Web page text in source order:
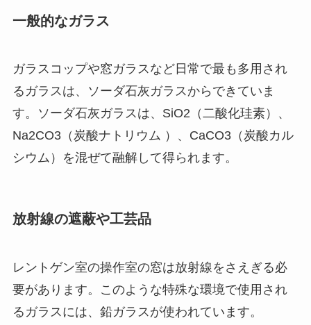
一般的なガラス
ガラスコップや窓ガラスなど日常で最も多用され
るガラスは、ソーダ石灰ガラスからできていま
す。ソーダ石灰ガラスは、SiO2（二酸化珪素）、
Na2CO3（炭酸ナトリウム ）、CaCO3（炭酸カル
シウム）を混ぜて融解して得られます。
放射線の遮蔽や工芸品
レントゲン室の操作室の窓は放射線をさえぎる必
要があります。このような特殊な環境で使用され
るガラスには、鉛ガラスが使われています。